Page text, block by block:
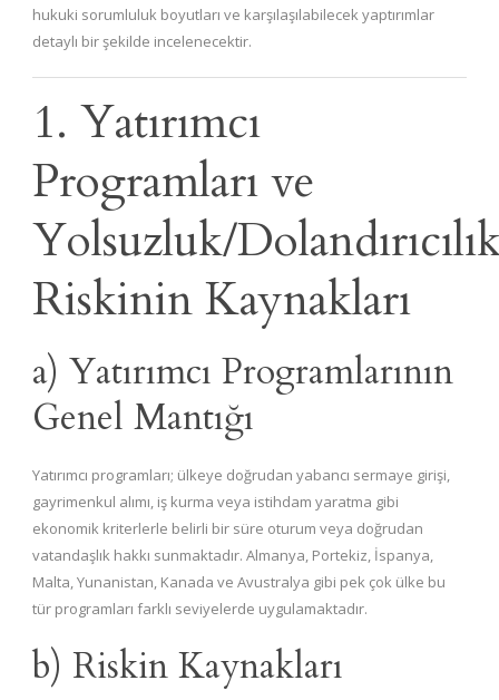
hukuki sorumluluk boyutları ve karşılaşılabilecek yaptırımlar
detaylı bir şekilde incelenecektir.
1. Yatırımcı
Programları ve
Yolsuzluk/
Riskinin Kaynakları
a) Yatırımcı Programlarının
Genel Mantığı
Yatırımcı programları; ülkeye doğrudan yabancı sermaye girişi,
gayrimenkul alımı, iş kurma veya istihdam yaratma gibi
ekonomik kriterlerle belirli bir süre oturum veya doğrudan
vatandaşlık hakkı sunmaktadır. Almanya, Portekiz, İspanya,
Malta, Yunanistan, Kanada ve Avustralya gibi pek çok ülke bu
tür programları farklı seviyelerde uygulamaktadır.
b) Riskin Kaynakları